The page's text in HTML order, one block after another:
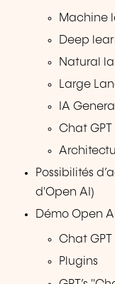
Machine
Deep
Natural
Large
IA
Chat GPT
Possibilités
d'Open AI)
Démo Open AI
Chat GPT
Plugins